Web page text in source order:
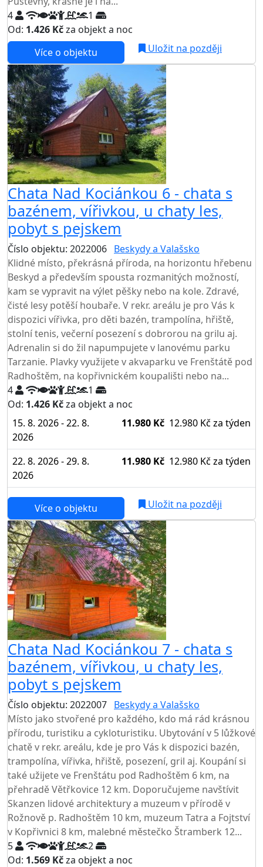
4
1
Od: 1.426 Kčza objekt a noc
Více o objektu
Uložit na později
Chata Nad Kociánkou 6 - chata s
bazénem, vířivkou, u chaty les,
pobyt s pejskem
Číslo objektu: 2022006 Beskydy a Valašsko
Klidné místo, překrásná příroda, na horizontu hřebenu
Beskyd a především spousta rozmanitých možností,
kam se vypravit na výlet pěšky nebo na kole. Zdravé,
čisté lesy potěší houbaře. V rekr. areálu je pro Vás k
dispozici vířivka, pro děti bazén, trampolína, hřiště,
stolní tenis, večerní posezení s dobrorou na grilu aj.
Adrenalin si do žil napumpujete v lanovému parku
Tarzanie. Plavky využijete v akvaparku ve Frenštátě pod
Radhoštěm, na kopřivnickém koupališti nebo na...
4
1
Od: 1.426 Kčza objekt a noc
15. 8. 2026 - 22. 8.
2026
11.980 Kč 12.980 Kč za týden
22. 8. 2026 - 29. 8.
2026
11.980 Kč 12.980 Kč za týden
Více o objektu Uložit na později
Chata Nad Kociánkou 7 - chata s
bazénem, vířivkou, u chaty les,
pobyt s pejskem
Číslo objektu: 2022007 Beskydy a Valašsko
Místo jako stvořené pro každého, kdo má rád krásnou
přírodu, turistiku a cykloturistiku. Ubytování v 5 lůžkové
chatě v rekr. areálu, kde je pro Vás k dispozici bazén,
trampolína, vířivka, hřiště, posezení, gril aj. Koupání si
také užijete ve Frenštátu pod Radhoštěm 6 km, na
přehradě Větřkovice 12 km. Doporučujeme navštívit
Skanzen lidové architektury a muzeum v přírodě v
Rožnově p. Radhoštěm 10 km, muzeum Tatra a Fojtství
v Kopřivnici 8 km, malebné městečko Štramberk 12...
5
2
Od: 1.569 Kčza objekt a noc